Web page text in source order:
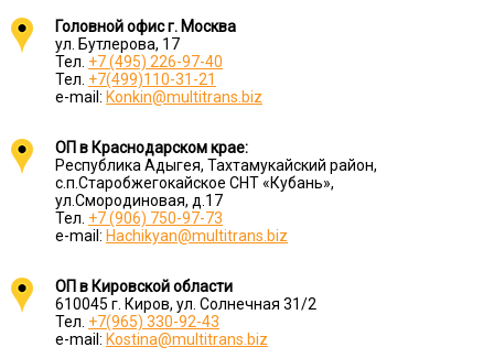
Головной офис г. Москва
ул. Бутлерова, 17
Тел. +7 (495) 226-97-40
Тел. +7(499)110-31-21
e-mail: Konkin@multitrans.biz
ОП в Краснодарском крае:
Республика Адыгея, Тахтамукайский район,
с.п.Старобжегокайское СНТ «Кубань»,
ул.Смородиновая, д.17
Тел. +7 (906) 750-97-73
e-mail: Hachikyan@multitrans.biz
ОП в Кировской области
610045 г. Киров, ул. Солнечная 31/2
Тел. +7(965) 330-92-43
e-mail: Kostina@multitrans.biz